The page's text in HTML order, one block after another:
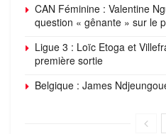
CAN Féminine : Valentine
question « gênante » sur le
Ligue 3 : Loïc Etoga et
première sortie
Belgique : James